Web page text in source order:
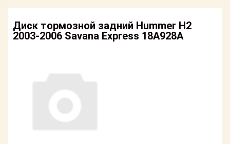
Оплата
Возврат
Онлайн каталоги
- любые
Диск тормозной задний Hummer H2
2003-2006 Savana Express 18A928A